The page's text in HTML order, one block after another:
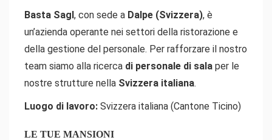
Basta Sagl, con sede a Dalpe (Svizzera), è
un’azienda operante nei settori della ristorazione e
della gestione del personale. Per rafforzare il nostro
team siamo alla ricerca di personale di sala per le
nostre strutture nella Svizzera italiana.
Luogo di lavoro: Svizzera italiana (Cantone Ticino)
LE TUE MANSIONI